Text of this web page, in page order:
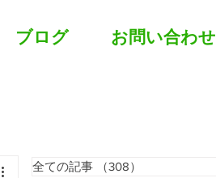
ブログ お問い合わせ
全ての記事 （308）